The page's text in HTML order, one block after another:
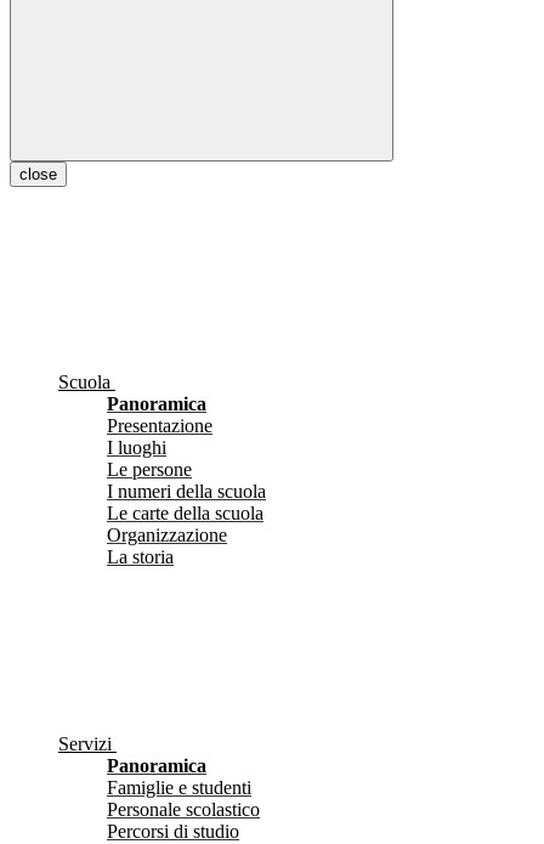
close
Scuola
Panoramica
Presentazione
I luoghi
Le persone
I numeri della scuola
Le carte della scuola
Organizzazione
La storia
Servizi
Panoramica
Famiglie e studenti
Personale scolastico
Percorsi di studio